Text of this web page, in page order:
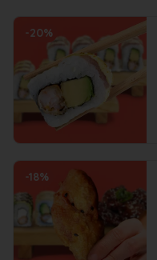
-20%
-18%